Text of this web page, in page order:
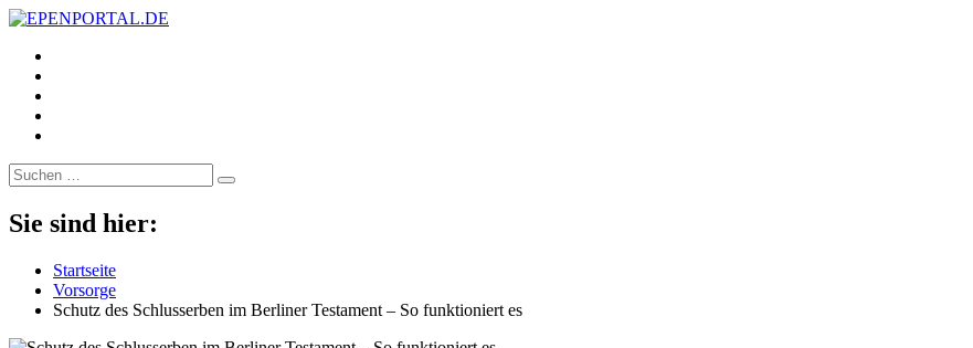
EPENPORTAL.DE
Epische News aus Politik, Finanzen & Gesellschaft
Suche
nach:
Sie sind hier:
Startseite
Vorsorge
Schutz des Schlusserben im Berliner Testament – So funktioniert es